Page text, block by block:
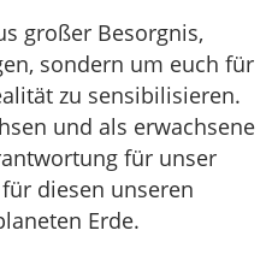
großer Besorgnis,
sondern um euch für
zu sensibilisieren.
und als erwachsene
für unser
diesen unseren
Erde.